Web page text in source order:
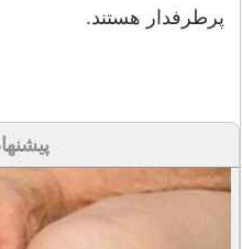
پرطرفدار هستند.